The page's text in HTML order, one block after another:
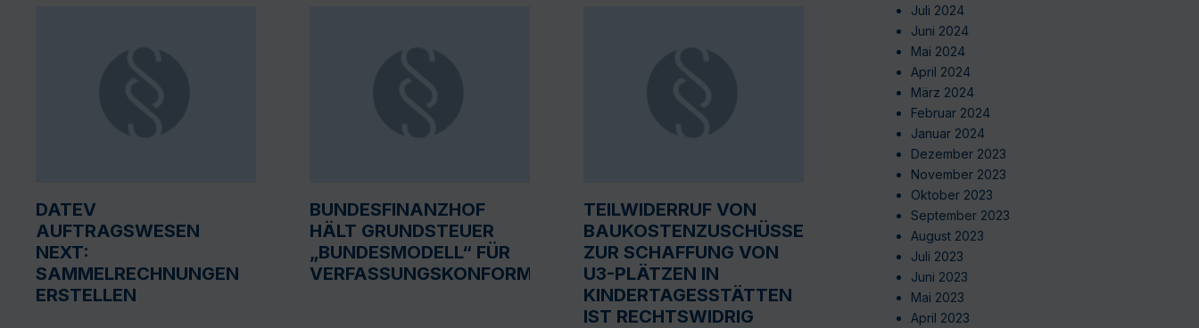
DATEV
AUFTRAGSWESEN
NEXT:
SAMMELRECHNUNGEN
ERSTELLEN
BUNDESFINANZHOF
HÄLT GRUNDSTEUER
„BUNDESMODELL“ FÜR
VERFASSUNGSKONFORM
TEILWIDERRUF VON
BAUKOSTENZUSCHÜSSEN
ZUR SCHAFFUNG VON
U3-PLÄTZEN IN
KINDERTAGESSTÄTTEN
IST RECHTSWIDRIG
Juli 2024
Juni 2024
Mai 2024
April 2024
März 2024
Februar 2024
Januar 2024
Dezember 2023
November 2023
Oktober 2023
September 2023
August 2023
Juli 2023
Juni 2023
Mai 2023
April 2023